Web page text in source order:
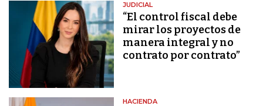
JUDICIAL
“El control fiscal debe
mirar los proyectos de
manera integral y no
contrato por contrato”
HACIENDA